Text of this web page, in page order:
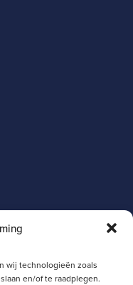
wij technologieën zoals
en/of te raadplegen.